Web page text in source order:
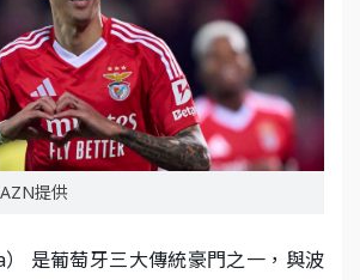
提供
是葡萄牙三大傳統豪門之一，與波